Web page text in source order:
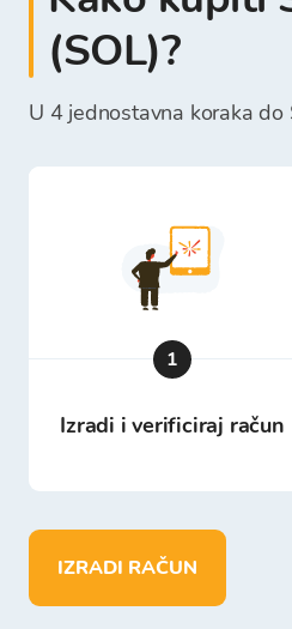
(SOL)?
U 4 jednostavna koraka do
1
Izradi i verificiraj račun
IZRADI RAČUN